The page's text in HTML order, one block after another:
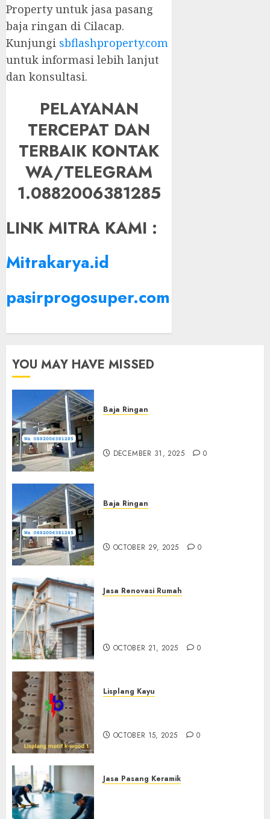
Property untuk jasa pasang
baja ringan di Cilacap.
Kunjungi sbflashproperty.com
untuk informasi lebih lanjut
dan konsultasi.
PELAYANAN
TERCEPAT DAN
TERBAIK KONTAK
WA/TELEGRAM
1.0882006381285
LINK MITRA KAMI :
Mitrakarya.id
pasirprogosuper.com
YOU MAY HAVE MISSED
Baja Ringan
DECEMBER 31, 2025 0
Baja Ringan
OCTOBER 29, 2025 0
Jasa Renovasi Rumah
OCTOBER 21, 2025 0
Lisplang Kayu
OCTOBER 15, 2025 0
Jasa Pasang Keramik